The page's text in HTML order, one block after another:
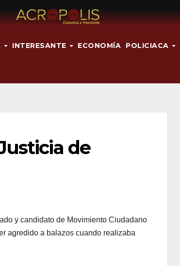
INTERESANTE ECONOMÍA POLICIACA
de
y candidato de Movimiento Ciudadano
agredido a balazos cuando realizaba